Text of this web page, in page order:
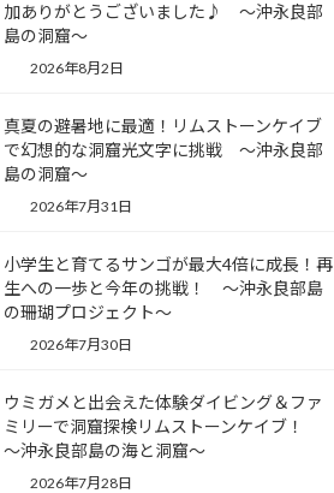
加ありがとうございました♪ ～沖永良部
島の洞窟～
2026年8月2日
真夏の避暑地に最適！リムストーンケイブ
で幻想的な洞窟光文字に挑戦 ～沖永良部
島の洞窟～
2026年7月31日
小学生と育てるサンゴが最大4倍に成長！再
生への一歩と今年の挑戦！ ～沖永良部島
の珊瑚プロジェクト～
2026年7月30日
ウミガメと出会えた体験ダイビング＆ファ
ミリーで洞窟探検リムストーンケイブ！
～沖永良部島の海と洞窟～
2026年7月28日